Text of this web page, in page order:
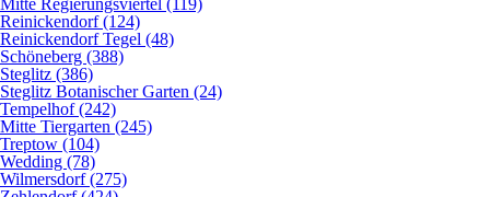
Mitte Regierungsviertel (119)
Reinickendorf (124)
Reinickendorf Tegel (48)
Schöneberg (388)
Steglitz (386)
Steglitz Botanischer Garten (24)
Tempelhof (242)
Mitte Tiergarten (245)
Treptow (104)
Wedding (78)
Wilmersdorf (275)